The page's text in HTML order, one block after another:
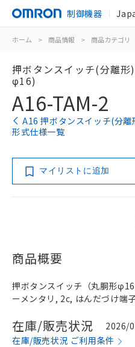
制御機器
ホーム > 商品情報 > 商品カテゴリ
押ボタンスイッチ(分離
φ16)
A16-TAM-2
A16 押ボタンスイッチ(分
形式仕様一覧
マイリストに追加
商品概要
押ボタンスイッチ（丸胴形
ーメンタリ, 2c, はんだづけ端
在庫/販売状況
2026/
在庫/販売状況 ご利用条件